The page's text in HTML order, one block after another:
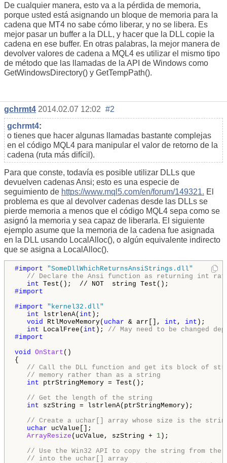
De cualquier manera, esto va a la pérdida de memoria,
porque usted está asignando un bloque de memoria para la
cadena que MT4 no sabe cómo liberar, y no se libera. Es
mejor pasar un buffer a la DLL, y hacer que la DLL copie la
cadena en ese buffer. En otras palabras, la mejor manera de
devolver valores de cadena a MQL4 es utilizar el mismo tipo
de método que las llamadas de la API de Windows como
GetWindowsDirectory() y GetTempPath().
gchrmt4 2014.02.07 12:02 #2
gchrmt4:
o tienes que hacer algunas llamadas bastante complejas
en el código MQL4 para manipular el valor de retorno de la
cadena (ruta más difícil).
Para que conste, todavía es posible utilizar DLLs que
devuelven cadenas Ansi; esto es una especie de
seguimiento de https://www.mql5.com/en/forum/149321. El
problema es que al devolver cadenas desde las DLLs se
pierde memoria a menos que el código MQL4 sepa como se
asignó la memoria y sea capaz de liberarla. El siguiente
ejemplo asume que la memoria de la cadena fue asignada
en la DLL usando LocalAlloc(), o algún equivalente indirecto
que se asigna a LocalAlloc().
#import "SomeDllWhichReturnsAnsiStrings.dll"
// Declare the Ansi function as returning int
int
#import
#import "kernel32.dll"
int lstrlenA( int );
void
RtlMoveMemory( uchar & arr[], int , int );
int LocalFree( int ); // May need to be changed
#import
void
OnStart ()
{
// Call the DLL function and get its block of
// memory rather than as a string
int ptrStringMemory = Test();
// Get the length of the string
int szString = lstrlenA(ptrStringMemory);
// Create a uchar[] array whose size is the
uchar ucValue[];
ArrayResize (ucValue, szString + 1);
// Use the Win32 API to copy the string from the
// into the uchar[] array